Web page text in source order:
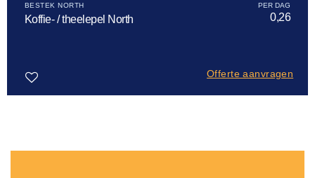
BESTEK NORTH
Koffie- / theelepel North 0,26
Offerte aanvragen